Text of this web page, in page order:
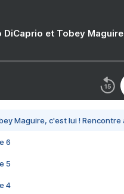
DiCaprio et Tobey
Maguire, c'est lui !
6
5
4